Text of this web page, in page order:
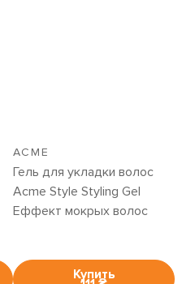
ACME
Гель для укладки волос
Acme Style Styling Gel
Еффект мокрых волос
Купить